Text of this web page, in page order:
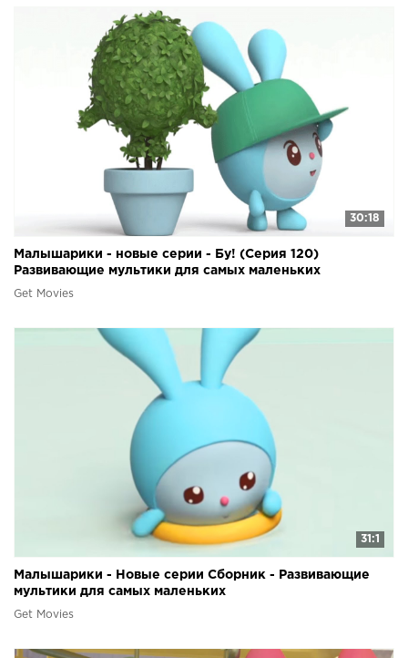
30:18
Малышарики - новые серии - Бу! (Серия 120)
Развивающие мультики для самых маленьких
Get Movies
31:1
Малышарики - Новые серии Сборник - Развивающие
мультики для самых маленьких
Get Movies